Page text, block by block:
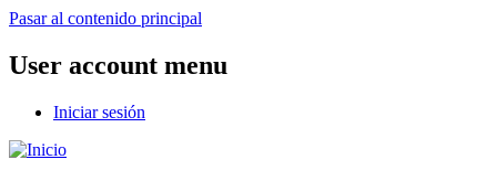
Pasar al contenido principal
User account menu
Iniciar sesión